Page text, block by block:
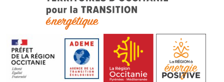
TOTEn Occitanie | Territoires
d’Occitanie pour la Transition
Energétique